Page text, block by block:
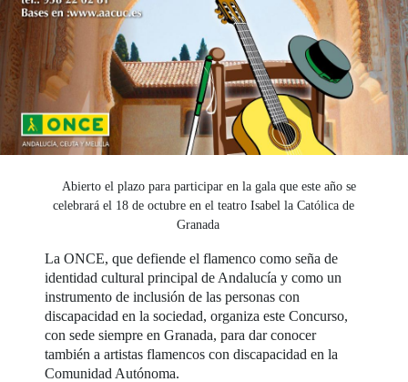
Abierto el plazo para participar en la gala que este año se
celebrará el 18 de octubre en el teatro Isabel la Católica de
Granada
La ONCE, que defiende el flamenco como seña de
identidad cultural principal de Andalucía y como un
instrumento de inclusión de las personas con
discapacidad en la sociedad, organiza este Concurso,
con sede siempre en Granada, para dar conocer
también a artistas flamencos con discapacidad en la
Comunidad Autónoma.